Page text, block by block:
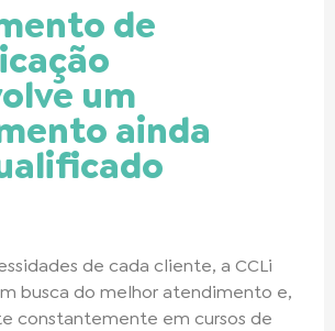
de
um
ainda
de cada cliente, a CCLi
busca do melhor atendimento e,
constantemente em cursos de